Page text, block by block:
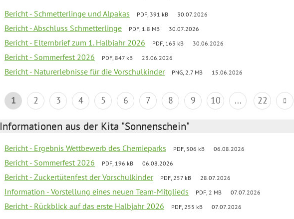
Bericht - Schmetterlinge und Alpakas PDF, 391 kB 30.07.2026
Bericht - Abschluss Schmetterlinge PDF, 1.8 MB 30.07.2026
Bericht - Elternbrief zum 1. Halbjahr 2026 PDF, 163 kB 30.06.2026
Bericht - Sommerfest 2026 PDF, 847 kB 23.06.2026
Bericht - Naturerlebnisse für die Vorschulkinder PNG, 2.7 MB 15.06.2026
1 2 3 4 5 6 7 8 9 10 ... 22
Informationen aus der Kita "Sonnenschein"
Bericht - Ergebnis Wettbewerb des Chemieparks PDF, 506 kB 06.08.2026
Bericht - Sommerfest 2026 PDF, 196 kB 06.08.2026
Bericht - Zuckertütenfest der Vorschulkinder PDF, 257 kB 28.07.2026
Information - Vorstellung eines neuen Team-Mitglieds PDF, 2 MB 07.07.2026
Bericht - Rückblick auf das erste Halbjahr 2026 PDF, 255 kB 07.07.2026